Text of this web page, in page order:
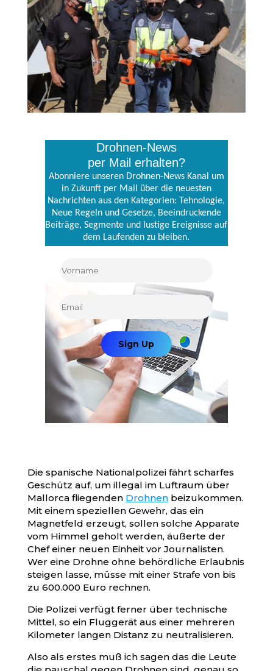
Drohnen-News
per Mail erhalten?
Abonniere unseren Drohnen-News Kanal um
in Zukunft per Mail über die neuesten
Nachrichten aus den Kategorien: Tehnologie,
Neue Regeln und Gesetze, Beeindruckende
Beiträge, Segmente und lustige Ereignisse auf
dem Laufenden zu bleiben.
Die spanische Nationalpolizei fährt scharfes
Geschütz auf, um illegal im Luftraum über
Mallorca fliegenden Drohnenbeizukommen.
Mit einem speziellen Gewehr, das ein
Magnetfeld erzeugt, sollen solche Apparate
vom Himmel geholt werden, äußerte der
Chef einer neuen Einheit vor Journalisten.
Wer eine Drohne ohne behördliche Erlaubnis
steigen lasse, müsse mit einer Strafe von bis
zu 600.000 Euro rechnen.
Die Polizei verfügt ferner über technische
Mittel, so ein Fluggerät aus einer mehreren
Kilometer langen Distanz zu neutralisieren.
Also als erstes muß ich sagen das die Leute